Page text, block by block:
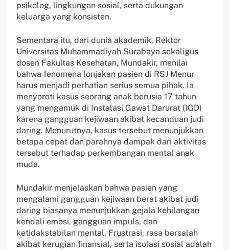
psikolog, lingkungan sosial, serta dukungan
keluarga yang konsisten.
Sementara itu, dari dunia akademik, Rektor
Universitas Muhammadiyah Surabaya sekaligus
dosen Fakultas Kesehatan, Mundakir, menilai
bahwa fenomena lonjakan pasien di RSJ Menur
harus menjadi perhatian serius semua pihak. Ia
menyoroti kasus seorang anak berusia 17 tahun
yang mengamuk di Instalasi Gawat Darurat (IGD)
karena gangguan kejiwaan akibat kecanduan judi
daring. Menurutnya, kasus tersebut menunjukkan
betapa cepat dan parahnya dampak dari aktivitas
tersebut terhadap perkembangan mental anak
muda.
Mundakir menjelaskan bahwa pasien yang
mengalami gangguan kejiwaan berat akibat judi
daring biasanya menunjukkan gejala kehilangan
kendali emosi, gangguan impuls, dan
ketidakstabilan mental. Frustrasi, rasa bersalah
akibat kerugian finansial, serta isolasi sosial adalah